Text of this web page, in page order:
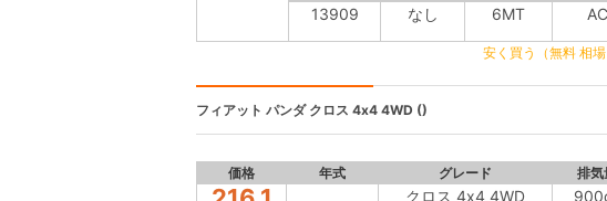
13909 なし 6MT AC
安く買う（無料 相場
フィアット パンダクロス 4x4 4WD ()
価格 年式 グレード 排気
クロス 4x4 4WD